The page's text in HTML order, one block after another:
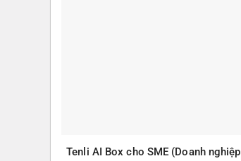
Tenli AI Box cho SME (Doanh nghiệp